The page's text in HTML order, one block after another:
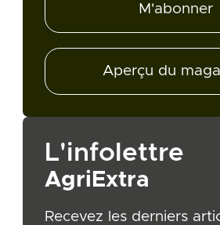
M'abonner
Aperçu du
L'infolettre
AgriExtra
Recevez les derniers